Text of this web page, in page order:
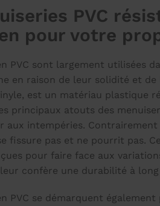
PVC
pour votre
PVC sont largement utilisées
en raison de leur solidité et
est un matériau plastique
principaux atouts des
aux intempéries. Contrairement
fissure pas et ne pourrit pas.
pour faire face aux
leur confère une durabilité à
PVC se démarquent